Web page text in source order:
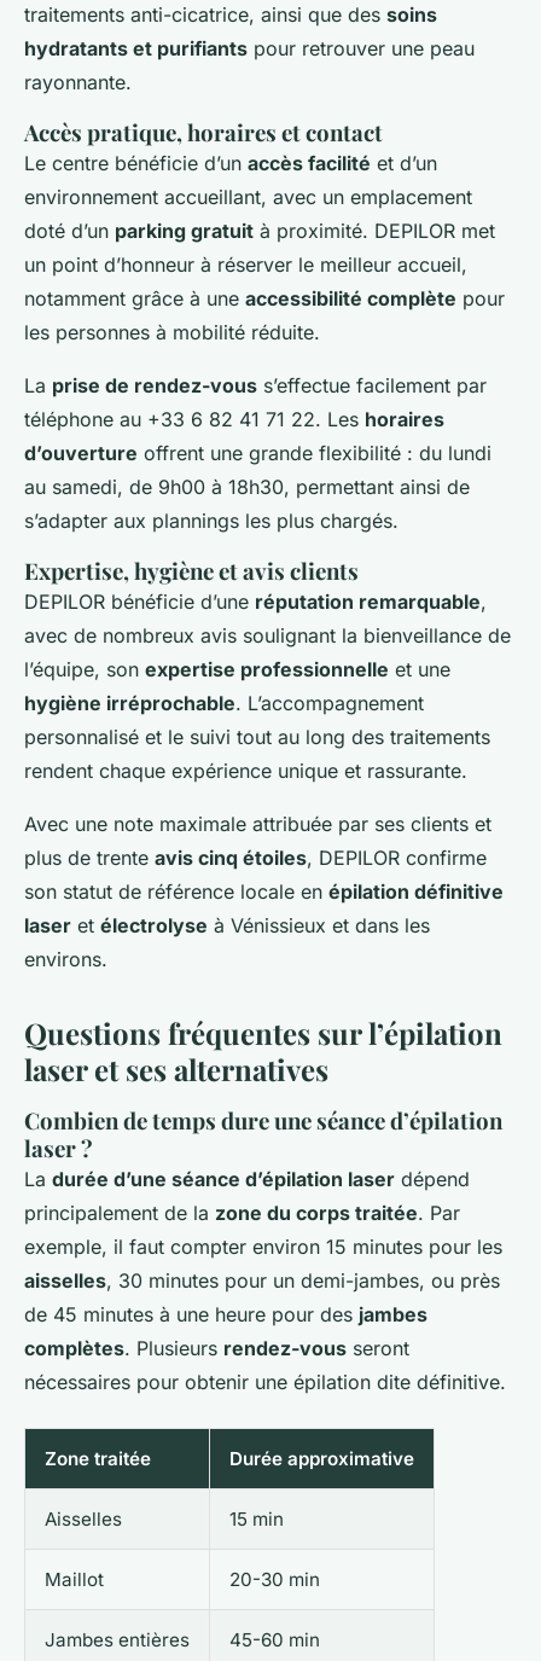
traitements anti-cicatrice, ainsi que des soins
hydratants et purifiants pour retrouver une peau
rayonnante.
Accès pratique, horaires et contact
Le centre bénéficie d’un accès facilité et d’un
environnement accueillant, avec un emplacement
doté d’un parking gratuit à proximité. DEPILOR met
un point d’honneur à réserver le meilleur accueil,
notamment grâce à une accessibilité complète pour
les personnes à mobilité réduite.
La prise de rendez-vous s’effectue facilement par
téléphone au +33 6 82 41 71 22. Les horaires
d’ouverture offrent une grande flexibilité : du lundi
au samedi, de 9h00 à 18h30, permettant ainsi de
s’adapter aux plannings les plus chargés.
Expertise, hygiène et avis clients
DEPILOR bénéficie d’une réputation remarquable,
avec de nombreux avis soulignant la bienveillance de
l’équipe, son expertise professionnelle et une
hygiène irréprochable. L’accompagnement
personnalisé et le suivi tout au long des traitements
rendent chaque expérience unique et rassurante.
Avec une note maximale attribuée par ses clients et
plus de trente avis cinq étoiles, DEPILOR confirme
son statut de référence locale en épilation définitive
laser et électrolyse à Vénissieux et dans les
environs.
Questions fréquentes sur l’épilation
laser et ses alternatives
Combien de temps dure une séance d’épilation
laser ?
La durée d’une séance d’épilation laser dépend
principalement de la zone du corps traitée. Par
exemple, il faut compter environ 15 minutes pour les
aisselles, 30 minutes pour un demi-jambes, ou près
de 45 minutes à une heure pour des jambes
complètes. Plusieurs rendez-vous seront
nécessaires pour obtenir une épilation dite définitive.
Zone traitée Durée approximative
Aisselles 15 min
Maillot 20-30 min
Jambes entières 45-60 min